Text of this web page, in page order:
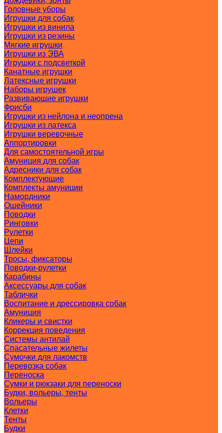
Головные уборы
Игрушки для собак
Игрушки из винила
Игрушки из резины
Мягкие игрушки
Игрушки из ЭВА
Игрушки с подсветкой
Канатные игрушки
Латексные игрушки
Наборы игрушек
Развивающие игрушки
Фрисби
Игрушки из нейлона и неопрена
Игрушки из латекса
Игрушки веревочные
Аппортировки
Для самостоятельной игры
Амуниция для собак
Адресники для собак
Комплектующие
Комплекты амуниции
Намордники
Ошейники
Поводки
Ринговки
Рулетки
Цепи
Шлейки
Тросы, фиксаторы
Поводки-рулетки
Карабины
Аксессуары для собак
Таблички
Воспитание и дрессировка собак
Амуниция
Кликеры и свистки
Коррекция поведения
Системы антилай
Спасательные жилеты
Сумочки для лакомств
Перевозка собак
Переноска
Сумки и рюкзаки для переноски
Будки, вольеры, тенты
Вольеры
Клетки
Тенты
Будки